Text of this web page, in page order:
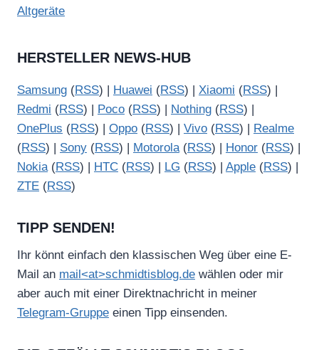
Altgeräte
HERSTELLER NEWS-HUB
Samsung (RSS) | Huawei (RSS) | Xiaomi (RSS) |
Redmi (RSS) | Poco (RSS) | Nothing (RSS) |
OnePlus (RSS) | Oppo (RSS) | Vivo (RSS) | Realme
(RSS) | Sony (RSS) | Motorola(RSS) | Honor (RSS) |
Nokia(RSS) | HTC (RSS) | LG (RSS) | Apple (RSS) |
ZTE (RSS)
TIPP SENDEN!
Ihr könnt einfach den klassischen Weg über eine E-
Mail an mail<at>schmidtisblog.de wählen oder mir
aber auch mit einer Direktnachricht in meiner
Telegram-Gruppe einen Tipp einsenden.